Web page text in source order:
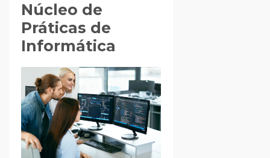
Núcleo de
Práticas de
Informática